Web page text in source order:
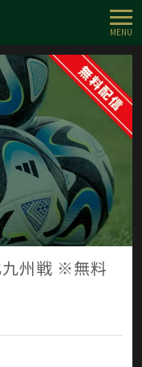
MENU
九州戦 ※無料